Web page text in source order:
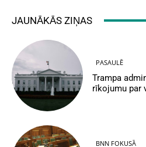
JAUNĀKĀS ZIŅAS
PASAULĒ
Trampa
rīkojumu par
BNN FOKUSĀ